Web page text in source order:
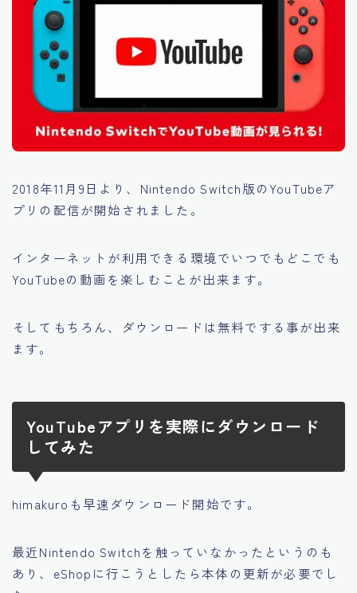
2018年11月9日より、Nintendo Switch版のYouTubeア
プリの配信が開始されました。
インターネットが利用できる環境でいつでもどこでも
YouTubeの動画を楽しむことが出来ます。
そしてもちろん、
ダウンロードは無料でする事が出来
ます。
YouTubeアプリを実際にダウンロード
してみた
himakuroも早速ダウンロード開始です。
最近Nintendo Switchを触っていなかったというのも
あり、eShopに行こうとしたら本体の更新が必要でし